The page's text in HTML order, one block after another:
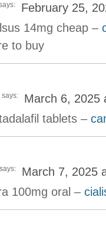
February 25,
14mg cheap –
to buy
says:
March 6, 2025
tablets –
says:
March 7, 2025
100mg oral –